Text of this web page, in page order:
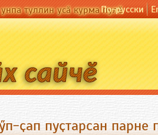
туллин усӑ курма пулӗПо-русски
ҫап пуҫтарсан парне